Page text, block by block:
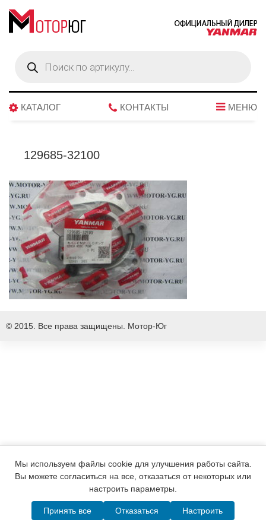
товаров
КАТАЛОГ КОНТАКТЫ МЕНЮ
129685-32100
© 2015. Все права защищены. Мотор-Юг
Написать в MAX Telegram WhatsApp Позвонить
Мы используем файлы cookie для улучшения работы сайта.
Вы можете согласиться на все, отказаться от некоторых или
настроить параметры.
Принять все Отказаться Настроить